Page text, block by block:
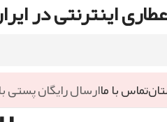
اینترنتی در
تماس با ماارسال رایگان پستی